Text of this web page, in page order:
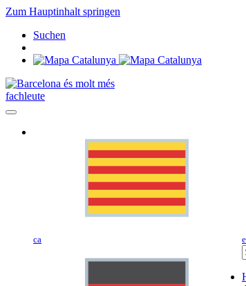
Zum Hauptinhalt springen
Suchen
fachleute
ca